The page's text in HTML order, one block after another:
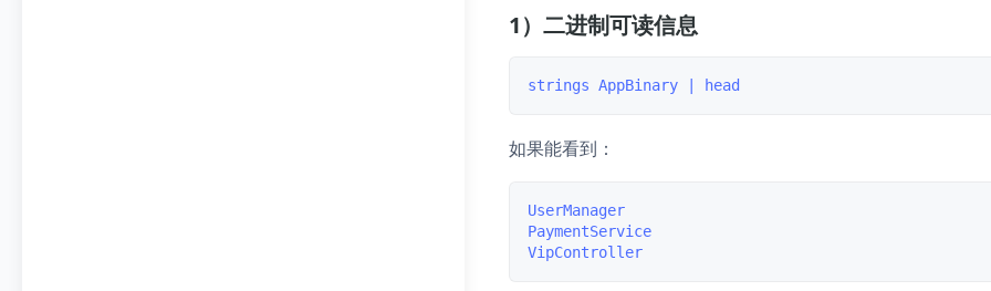
1）二进制可读信息
如果能看到：
UserManager
PaymentService